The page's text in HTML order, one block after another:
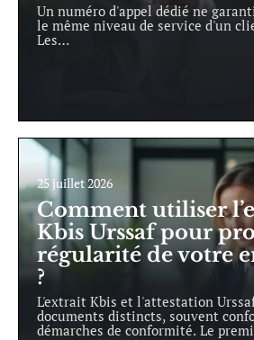
Un numéro d'appel dédié ne
le même niveau de service d'un
Les…
25 juillet 2026
Comment utiliser
Kbis Urssaf pour
régularité de votre
?
L'extrait Kbis et l'attestation
documents distincts, souvent
démarches de conformité. Le